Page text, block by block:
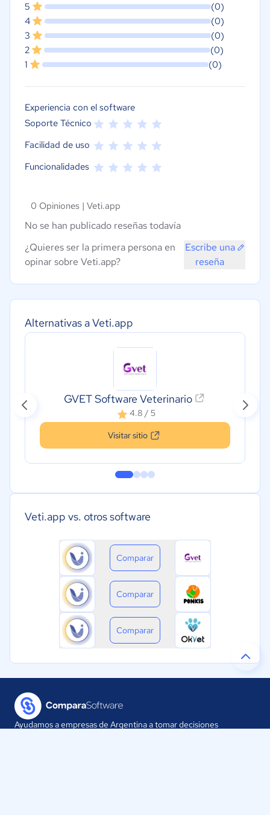
Alternativas a Veti.app
GVET Software Veterinario
4.8 / 5
Visitar sitio
Veti.app vs. otros software
Comparar
Comparar
Comparar
5
(0)
4
(0)
3
(0)
2
(0)
1
(0)
Experiencia con el software
Soporte Técnico
Facilidad de uso
Funcionalidades
0 Opiniones | Veti.app
No se han publicado reseñas todavía
¿Quieres ser la primera persona en
opinar sobre Veti.app?
Escribe una
reseña
Ayudamos a empresas de Argentina a tomar decisiones